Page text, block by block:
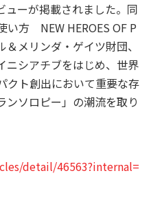
ューが掲載されました。同
い方 NEW HEROES OF P
＆メリンダ・ ゲイツ財団、
ニシアチブをはじめ、世界
クト創出において重要な存
ンソロピー」の潮流を取り
detail/46563?internal=